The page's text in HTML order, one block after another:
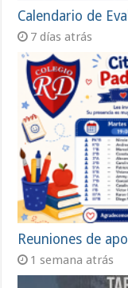
Calendario de
7 días atrás
Reuniones de
1 semana atrás